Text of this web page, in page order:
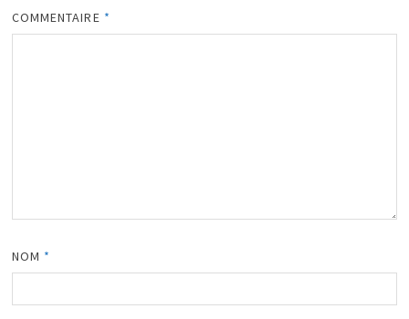
COMMENTAIRE *
NOM *